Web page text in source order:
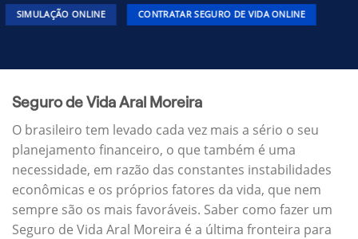
SIMULAÇÃO ONLINE CONTRATAR SEGURO DE VIDA ONLINE
Seguro de Vida Aral Moreira
O brasileiro tem levado cada vez mais a sério o seu
planejamento financeiro, o que também é uma
necessidade, em razão das constantes instabilidades
econômicas e os próprios fatores da vida, que nem
sempre são os mais favoráveis. Saber como fazer um
Seguro de Vida Aral Moreira é a última fronteira para